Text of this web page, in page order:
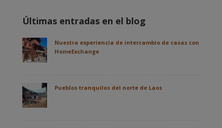
Últimas entradas en el blog
Nuestra experiencia de intercambio de casas con
HomeExchange
Pueblos tranquilos del norte de Laos